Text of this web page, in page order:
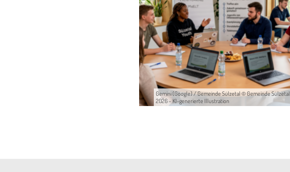
Gemini (Google) / Gemeinde Sülzetal © Gemeinde Sülzetal,
2026 – KI-generierte Illustration